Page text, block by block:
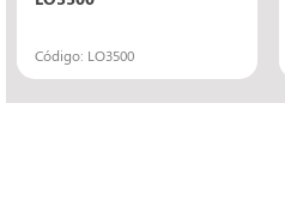
Código: LO3500